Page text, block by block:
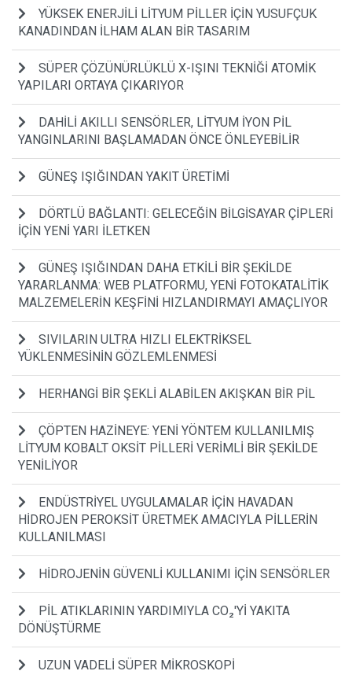
YÜKSEK ENERJİLİ LİTYUM PİLLER İÇİN YUSUFÇUK
KANADINDAN İLHAM ALAN BİR TASARIM
SÜPER ÇÖZÜNÜRLÜKLÜ X-IŞINI TEKNİĞİ ATOMİK
YAPILARI ORTAYA ÇIKARIYOR
DAHİLİ AKILLI SENSÖRLER, LİTYUM İYON PİL
YANGINLARINI BAŞLAMADAN ÖNCE ÖNLEYEBİLİR
GÜNEŞ IŞIĞINDAN YAKIT ÜRETİMİ
DÖRTLÜ BAĞLANTI: GELECEĞİN BİLGİSAYAR ÇİPLERİ
İÇİN YENİ YARI İLETKEN
GÜNEŞ IŞIĞINDAN DAHA ETKİLİ BİR ŞEKİLDE
YARARLANMA: WEB PLATFORMU, YENİ FOTOKATALİTİK
MALZEMELERİN KEŞFİNİ HIZLANDIRMAYI AMAÇLIYOR
SIVILARIN ULTRA HIZLI ELEKTRİKSEL
YÜKLENMESİNİN GÖZLEMLENMESİ
HERHANGİ BİR ŞEKLİ ALABİLEN AKIŞKAN BİR PİL
ÇÖPTEN HAZİNEYE: YENİ YÖNTEM KULLANILMIŞ
LİTYUM KOBALT OKSİT PİLLERİ VERİMLİ BİR ŞEKİLDE
YENİLİYOR
ENDÜSTRİYEL UYGULAMALAR İÇİN HAVADAN
HİDROJEN PEROKSİT ÜRETMEK AMACIYLA PİLLERİN
KULLANILMASI
HİDROJENİN GÜVENLİ KULLANIMI İÇİN SENSÖRLER
PİL ATIKLARININ YARDIMIYLA CO₂'Yİ YAKITA
DÖNÜŞTÜRME
UZUN VADELİ SÜPER MİKROSKOPİ